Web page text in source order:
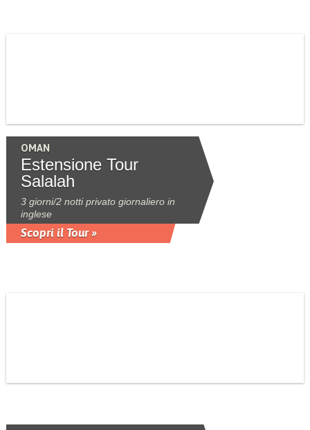
OMAN
Estensione Tour
Salalah
3 giorni/2 notti privato giornaliero in
inglese
Scopri il Tour »